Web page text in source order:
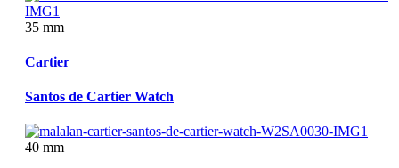
35 mm
Cartier
Santos de Cartier Watch
40 mm